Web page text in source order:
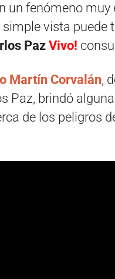
un fenómeno muy
vista puede
Paz Vivo!
Martín Corvalán,
Paz, brindó
de los peligros